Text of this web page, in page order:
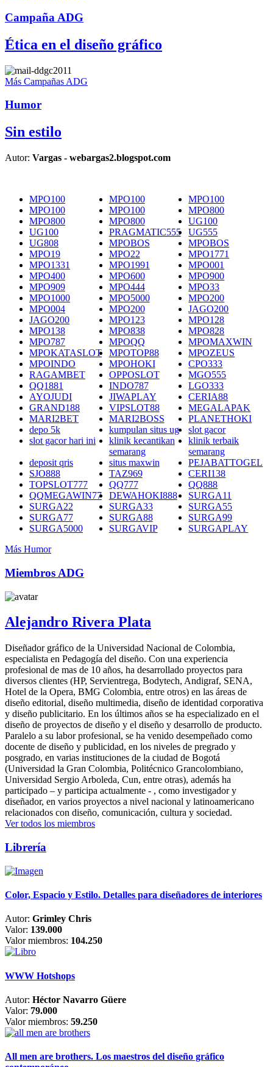
Campaña ADG
Ética en el diseño gráfico
Más Campañas ADG
Humor
Sin estilo
Autor: Vargas - webargas2.blogspot.com
MPO100 MPO100
MPO100
MPO100
MPO100
MPO800
MPO800
MPO800
UG100
UG100
PRAGMATIC555
UG555
UG808
MPOBOS
MPOBOS
MPO19
MPO22
MPO1771
MPO1331
MPO1991
MPO001
MPO400
MPO600
MPO900
MPO909
MPO444
MPO33
MPO1000
MPO5000
MPO200
MPO004
MPO200
JAGO200
JAGO200
MPO123
MPO128
MPO138
MPO838
MPO828
MPO787
MPOQQ
MPOMAXWIN
MPOKATASLOT
MPOTOP88
MPOZEUS
MPOINDO
MPOHOKI
CPO333
RAGAMBET
OPPOSLOT
MGO555
QQ1881
INDO787
LGO333
AYOJUDI
JIWAPLAY
CERIA88
GRAND188
VIPSLOT88
MEGALAPAK
MARI2BET
MARI2BOSS
PLANETHOKI
depo 5k
kumpulan situs ug
slot gacor
slot gacor hari ini
klinik kecantikan
semarang
klinik terbaik
semarang
deposit qris
situs maxwin
PEJABATTOGEL
SJO888
TAZ969
CERI138
TOPSLOT777
QQ777
QQ888
QQMEGAWIN77
DEWAHOKI888
SURGA11
SURGA22
SURGA33
SURGA55
SURGA77
SURGA88
SURGA99
SURGA5000
SURGAVIP
SURGAPLAY
Más Humor
Miembros ADG
Alejandro Rivera Plata
Diseñador gráfico de la Universidad Nacional de Colombia,
especialista en Pedagogía del diseño. Con una experiencia
profesional de mas de 10 años, ha desarrollado proyectos para
diversos clientes (HP, Servientrega, Bodytech, Andigraf, SENA,
Hotel de la Opera, BMG Colombia, entre otros) en las áreas de
diseño editorial, diseño multimedia, diseño de identidad corporativa
y diseño publicitario. En los últimos años se ha especializado en el
diseño de proyectos de diseño y el diseño y desarrollo de producto.
Paralelo a su labor profesional, se ha venido desempeñado como
docente de diseño y publicidad, en los niveles de pregrado y
posgrado, en varias instituciones de la ciudad de Bogotá
(Universidad la Gran Colombia, Politécnico Grancolombiano,
Universidad Sergio Arboleda, Cun, entre otras), además ha
participado – y participa actualmente - , como investigador y
diseñador, en varios proyectos a nivel nacional y latinoamericano
relacionados con diseño, comunicación, cultura y sociedad.
Ver todos los miembros
Librería
Color, Espacio y Estilo. Detalles para diseñadores de interiores
Autor: Grimley Chris
Valor: 139.000
Valor miembros: 104.250
WWW Hotshops
Autor: Héctor Navarro Güere
Valor: 79.000
Valor miembros: 59.250
All men are brothers. Los maestros del diseño gráfico